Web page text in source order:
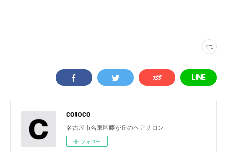
cotoco
名古屋市名東区藤が丘のヘアサロン
フォロー